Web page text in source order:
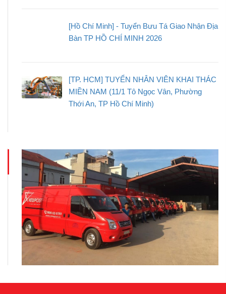
[Hồ Chí Minh] - Tuyển Bưu Tá Giao Nhận Địa
Bàn TP HỒ CHÍ MINH 2026
[TP. HCM] TUYỂN NHÂN VIÊN KHAI THÁC
MIỀN NAM (11/1 Tô Ngọc Vân, Phường
Thới An, TP Hồ Chí Minh)